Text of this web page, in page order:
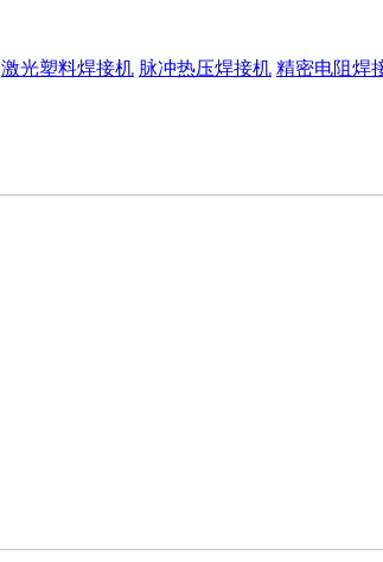
激光塑料焊接机 脉冲热压焊接机 精密电阻焊